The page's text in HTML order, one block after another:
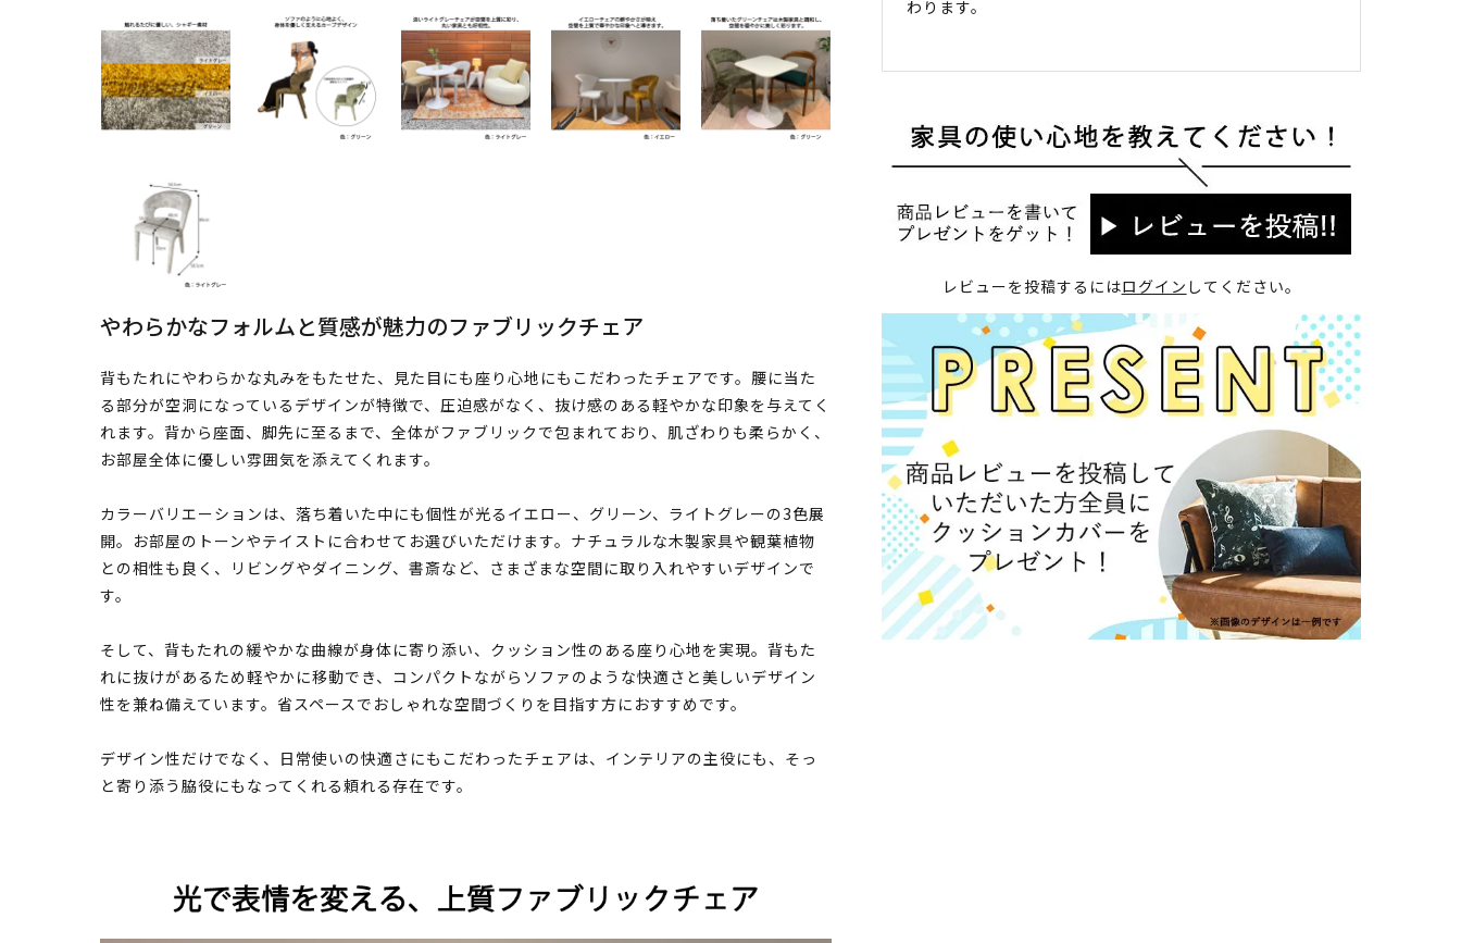
やわらかなフォルムと質感が魅力のファブリックチェア
背もたれにやわらかな丸みをもたせた、見た目にも座り心地にもこだわったチェアです。腰に当た
る部分が空洞になっているデザインが特徴で、圧迫感がなく、抜け感のある軽やかな印象を与えてく
れます。背から座面、脚先に至るまで、全体がファブリックで包まれており、肌ざわりも柔らかく、
お部屋全体に優しい雰囲気を添えてくれます。
カラーバリエーションは、落ち着いた中にも個性が光るイエロー、グリーン、ライトグレーの3色展
開。お部屋のトーンやテイストに合わせてお選びいただけます。ナチュラルな木製家具や観葉植物
との相性も良く、リビングやダイニング、書斎など、さまざまな空間に取り入れやすいデザインで
す。
そして、背もたれの緩やかな曲線が身体に寄り添い、クッション性のある座り心地を実現。背もた
れに抜けがあるため軽やかに移動でき、コンパクトながらソファのような快適さと美しいデザイン
性を兼ね備えています。省スペースでおしゃれな空間づくりを目指す方におすすめです。
デザイン性だけでなく、日常使いの快適さにもこだわったチェアは、インテリアの主役にも、そっ
と寄り添う脇役にもなってくれる頼れる存在です。
わります。
レビューを投稿するにはログイン してください。